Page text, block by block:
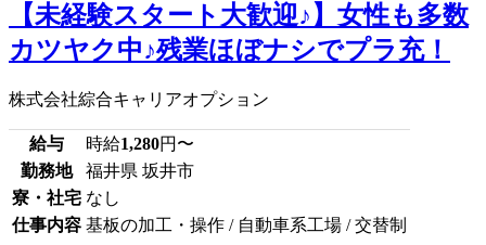
【未経験スタート大歓迎♪】女性も多数
カツヤク中♪残業ほぼナシでプラ充！
株式会社綜合キャリアオプション
給与 時給1,280円〜
勤務地
福井県 坂井市
寮・社宅 なし
仕事内容 基板の加工・操作 / 自動車系工場 / 交替制